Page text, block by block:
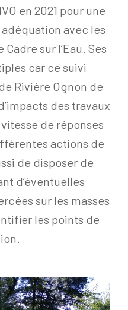
en 2021 pour une
avec les
sur l’Eau. Ses
car ce suivi
Rivière Ognon de
des travaux
vitesse de réponses
actions de
de disposer de
d’éventuelles
sur les masses
les points de